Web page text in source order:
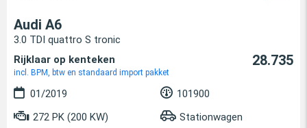
Audi A6
3.0 TDI quattro S tronic
Rijklaar op kenteken
incl. BPM, btw en standaard import pakket
28.735
01/2019
101900
272 PK (200 KW)
Stationwagen